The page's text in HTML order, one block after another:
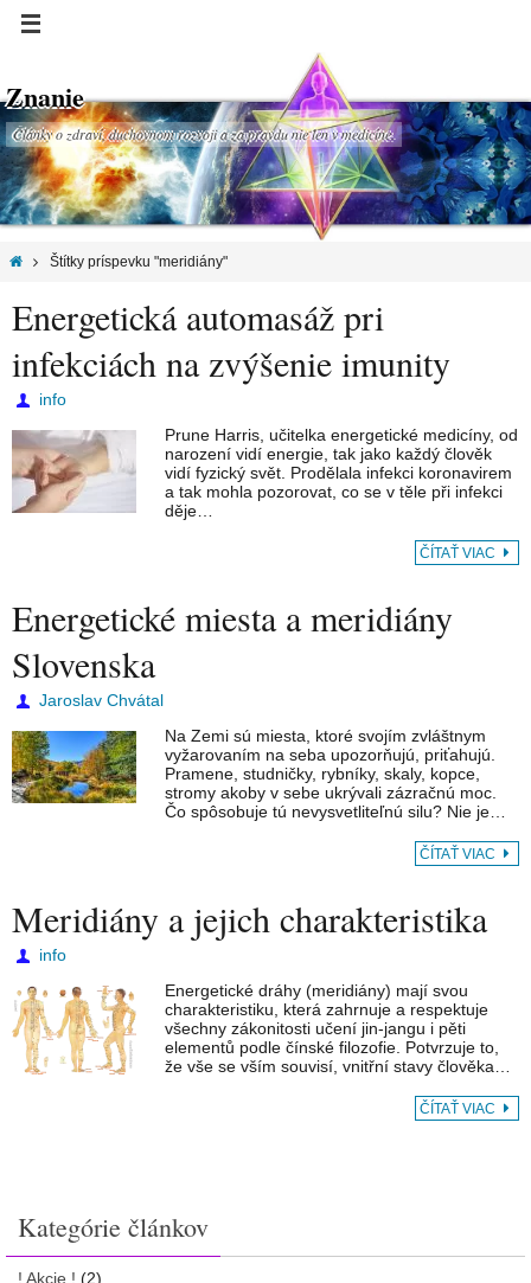
Znanie
Články o zdraví, duchovnom rozvoji a za pravdu nie len v medicíne.
Štítky príspevku "meridiány"
Energetická automasáž pri
infekciách na zvýšenie imunity
info
Prune Harris, učitelka energetické medicíny, od
narození vidí energie, tak jako každý člověk
vidí fyzický svět. Prodělala infekci koronavirem
a tak mohla pozorovat, co se v těle při infekci
děje…
ČÍTAŤ VIAC
Energetické miesta a meridiány
Slovenska
Jaroslav Chvátal
Na Zemi sú miesta, ktoré svojím zvláštnym
vyžarovaním na seba upozorňujú, priťahujú.
Pramene, studničky, rybníky, skaly, kopce,
stromy akoby v sebe ukrývali zázračnú moc.
Čo spôsobuje tú nevysvetliteľnú silu? Nie je…
ČÍTAŤ VIAC
Meridiány a jejich charakteristika
info
Energetické dráhy (meridiány) mají svou
charakteristiku, která zahrnuje a respektuje
všechny zákonitosti učení jin-jangu i pěti
elementů podle čínské filozofie. Potvrzuje to,
že vše se vším souvisí, vnitřní stavy člověka…
ČÍTAŤ VIAC
Kategórie článkov
! Akcie ! (2)